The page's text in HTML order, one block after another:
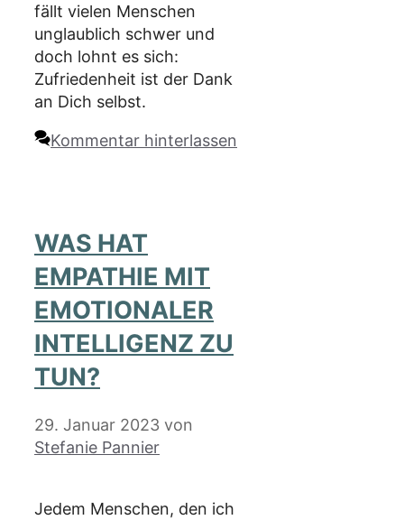
fällt vielen Menschen
unglaublich schwer und
doch lohnt es sich:
Zufriedenheit ist der Dank
an Dich selbst.
Kommentar hinterlassen
WAS HAT
EMPATHIE MIT
EMOTIONALER
INTELLIGENZ ZU
TUN?
29. Januar 2023 von
Stefanie Pannier
Jedem Menschen, den ich